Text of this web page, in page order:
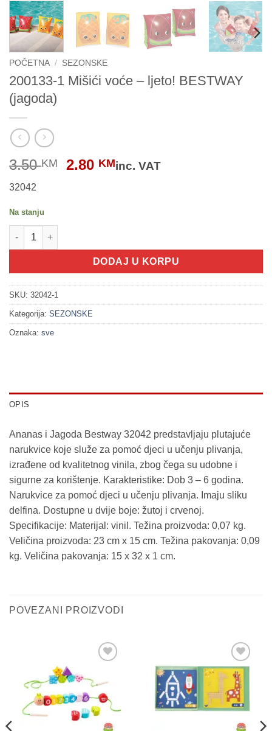
POČETNA / SEZONSKE
200133-1 Mišići voće – ljeto! BESTWAY
(jagoda)
3.50KM
Original
2.80 KMCurrent
inc. VAT
32042
Na stanju
200133-1 Mišići voće - ljeto! BESTWAY (jagoda) količina
DODAJ U KORPU
SKU: 32042-1
Kategorija: SEZONSKE
Oznaka: sve
OPIS
Ananas i Jagoda Bestway 32042 predstavljaju plutajuće
narukvice koje služe za pomoć djeci u učenju plivanja,
izrađene od kvalitetnog vinila, zbog čega su udobne i
sigurne za korištenje. Karakteristike: Dob 3 – 6 godina.
Narukvice za pomoć djeci u učenju plivanja. Imaju sliku
delfina. Dostupne u dvije boje: žutoj i crvenoj.
Specifikacije: Materijal: vinil. Težina proizvoda: 0,07 kg.
Veličina proizvoda: 23 cm x 15 cm. Težina pakovanja: 0,09
kg. Veličina pakovanja: 15 x 32 x 1 cm.
POVEZANI PROIZVODI
proizvod
Sačuvaj
proizvod